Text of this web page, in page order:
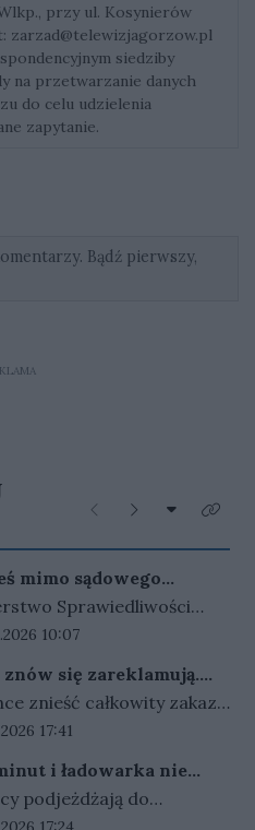
przy ul. Kosynierów
zarzad@telewizjagorzow.pl
siedziby
na przetwarzanie danych
do celu udzielenia
zapytanie.
Bądź pierwszy,
Poprzednie
Następne
Rozwiń
Kliknij
mimo sądowego
Koniec z wyrokami w
Rząd zaostrza
dla kierowców
Sprawiedliwości
zmiany dla
prowadzenia auta i
po alkoholu ma grozić
więzienie.
artykułu:
10:07
się zareklamują.
ograniczeń
znieść całkowity zakaz
aptek. Nadal jednak
presja zakupowa i
artykułu:
17:41
i ładowarka nie
znaleźli sposób
zarobek kosztem
podjeżdżają do
i zamiast przewodów
artykułu: